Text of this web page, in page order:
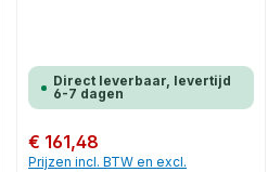
Direct leverbaar, levertijd
6-7 dagen
Normale prijs:
€ 161,48
Prijzen incl. BTW en excl.